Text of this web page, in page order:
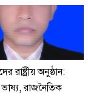
রাষ্ট্রীয় অনুষ্ঠান:
রাজনৈতিক